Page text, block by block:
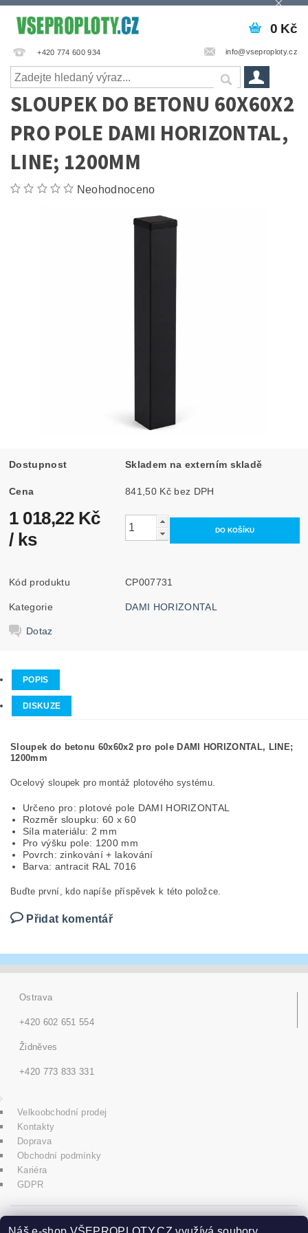
+420 774 600 934 info@vseproploty.cz
0 Kč
SLOUPEK DO BETONU 60X60X2
PRO POLE DAMI HORIZONTAL,
LINE; 1200MM
Neohodnoceno
Dostupnost Skladem na externím skladě
Cena 841,50 Kč bez DPH
1 018,22 Kč
/ ks
Kód produktu CP007731
Kategorie DAMI HORIZONTAL
Dotaz
POPIS
DISKUZE
Sloupek do betonu 60x60x2 pro pole DAMI HORIZONTAL, LINE;
1200mm
Ocelový sloupek pro montáž plotového systému.
Určeno pro: plotové pole DAMI HORIZONTAL
Rozměr sloupku: 60 x 60
Síla materiálu: 2 mm
Pro výšku pole: 1200 mm
Povrch: zinkování + lakování
Barva: antracit RAL 7016
Buďte první, kdo napíše příspěvek k této položce.
Přidat komentář
Ostrava
+420 602 651 554
Židněves
+420 773 833 331
Velkoobchodní prodej
Kontakty
Doprava
Obchodní podmínky
Kariéra
GDPR
icons8.com